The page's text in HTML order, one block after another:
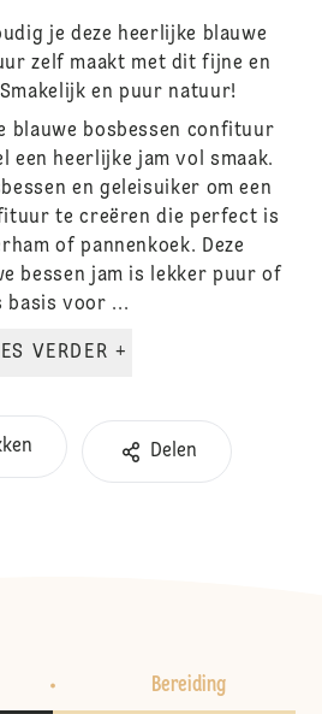
je deze heerlijke blauwe
zelf maakt met dit fijne en
en puur natuur!
blauwe bosbessen confituur
een heerlijke jam vol smaak.
en geleisuiker om een
te creëren die perfect is
of pannenkoek. Deze
bessen jam is lekker puur of
basis voor ...
LEES VERDER +
Delen
Bereiding